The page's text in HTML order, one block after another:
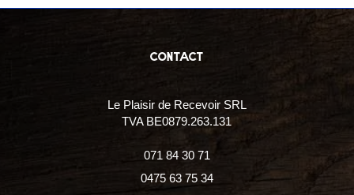
contact
Le Plaisir de Recevoir SRL
TVA BE0879.263.131
071 84 30 71
0475 63 75 34